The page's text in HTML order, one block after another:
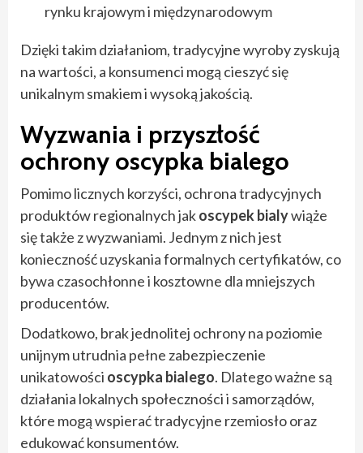
rynku krajowym i międzynarodowym
Dzięki takim działaniom, tradycyjne wyroby zyskują
na wartości, a konsumenci mogą cieszyć się
unikalnym smakiem i wysoką jakością.
Wyzwania i przyszłość
ochrony oscypka bialego
Pomimo licznych korzyści, ochrona tradycyjnych
produktów regionalnych jakoscypek bialywiąże
się także z wyzwaniami. Jednym z nich jest
konieczność uzyskania formalnych certyfikatów, co
bywa czasochłonne i kosztowne dla mniejszych
producentów.
Dodatkowo, brak jednolitej ochrony na poziomie
unijnym utrudnia pełne zabezpieczenie
unikatowości oscypka bialego. Dlatego ważne są
działania lokalnych społeczności i samorządów,
które mogą wspierać tradycyjne rzemiosło oraz
edukować konsumentów.